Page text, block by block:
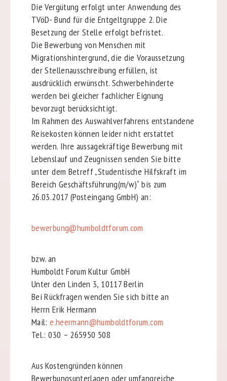
Die Vergütung erfolgt unter Anwendung des
TVöD- Bund für die Entgeltgruppe 2. Die
Besetzung der Stelle erfolgt befristet.
Die Bewerbung von Menschen mit
Migrationshintergrund, die die Voraussetzung
der Stellenausschreibung erfüllen, ist
ausdrücklich erwünscht. Schwerbehinderte
werden bei gleicher fachlicher Eignung
bevorzugt berücksichtigt.
Im Rahmen des Auswahlverfahrens entstandene
Reisekosten können leider nicht erstattet
werden. Ihre aussagekräftige Bewerbung mit
Lebenslauf und Zeugnissen senden Sie bitte
unter dem Betreff „Studentische Hilfskraft im
Bereich Geschäftsführung(m/w)“ bis zum
26.03.2017 (Posteingang GmbH) an:
bewerbung@humboldtforum.com
bzw. an
Humboldt Forum Kultur GmbH
Unter den Linden 3, 10117 Berlin
Bei Rückfragen wenden Sie sich bitte an
Herrn Erik Hermann
Mail:e.heermann@humboldtforum.com
Tel.: 030 – 265950 508
Aus Kostengründen können
Bewerbungsunterlagen oder umfangreiche